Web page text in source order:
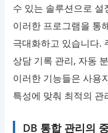
수 있는 솔루션으로
이러한 프로그램을 통
극대화하고 있습니다.
상담 기록 관리, 자동
이러한 기능들은 사용
특성에 맞춰 최적의
DB 통합 관리의